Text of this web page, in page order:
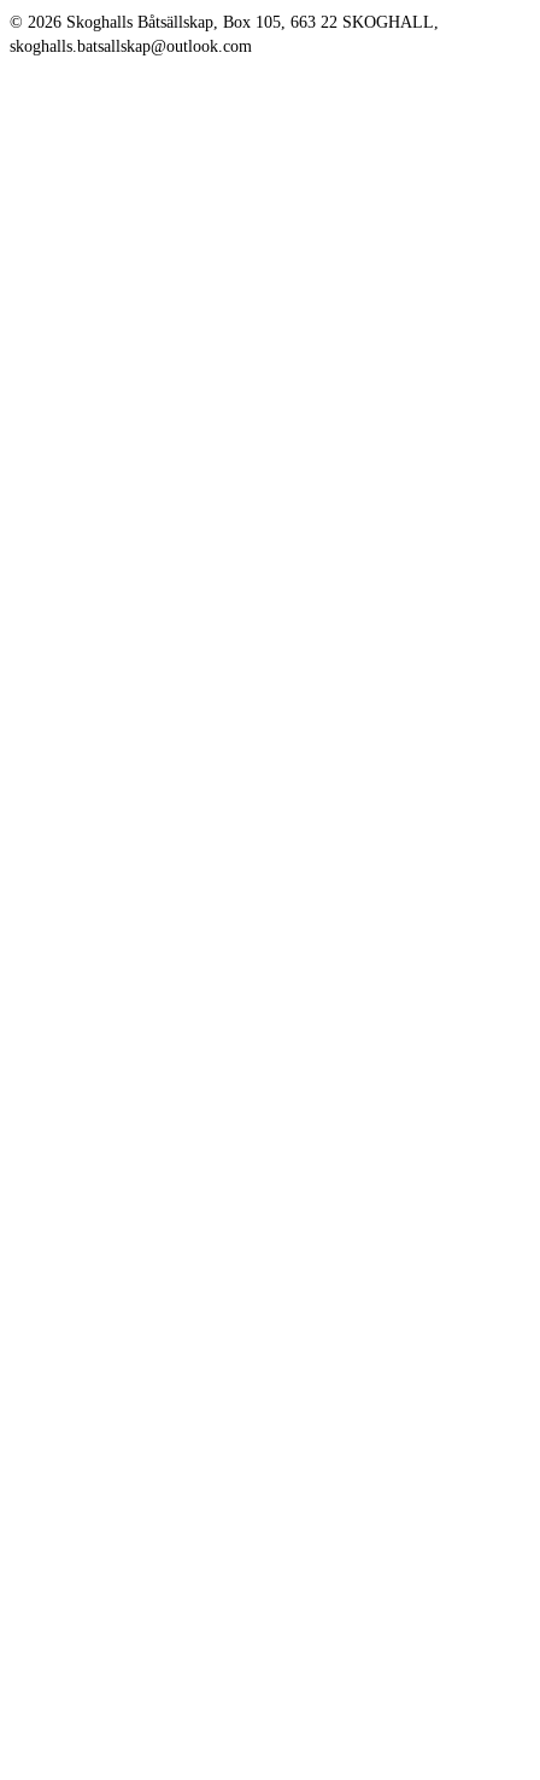
© 2026 Skoghalls Båtsällskap, Box 105, 663 22 SKOGHALL,
skoghalls.batsallskap@outlook.com